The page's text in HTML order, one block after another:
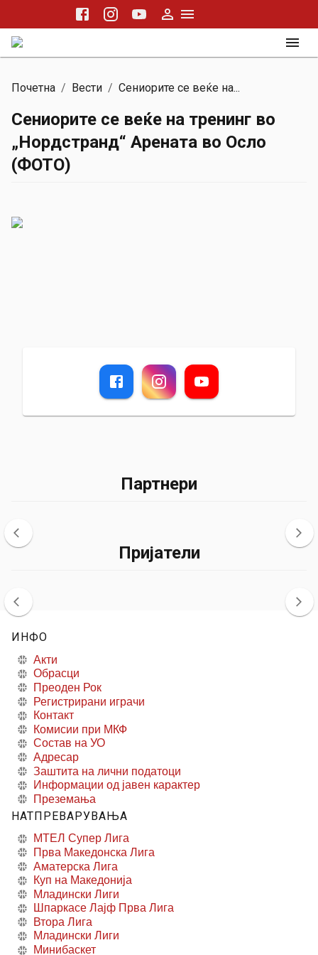
Почетна / Вести / Сениорите се веќе на...
Сениорите се веќе на тренинг во
„Нордстранд“ Арената во Осло
(ФОТО)
Партнери
Пријатели
ИНФО
Акти
Обрасци
Преоден Рок
Регистрирани играчи
Контакт
Комисии при МКФ
Состав на УО
Адресар
Заштита на лични податоци
Информации од јавен карактер
Преземања
НАТПРЕВАРУВАЊА
МТЕЛ Супер Лига
Прва Македонска Лига
Аматерска Лига
Куп на Македонија
Младински Лиги
Шпаркасе Лајф Прва Лига
Втора Лига
Младински Лиги
Минибаскет